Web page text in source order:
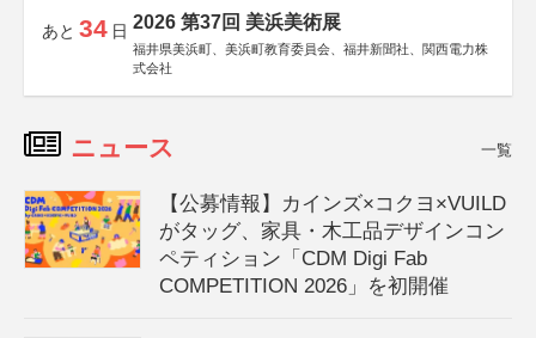
あと 34 日 2026 第37回 美浜美術展
福井県美浜町、美浜町教育委員会、福井新聞社、関西電力株
式会社
ニュース 一覧
【公募情報】カインズ×コクヨ×VUILD
がタッグ、家具・木工品デザインコン
ペティション「CDM Digi Fab
COMPETITION 2026」を初開催